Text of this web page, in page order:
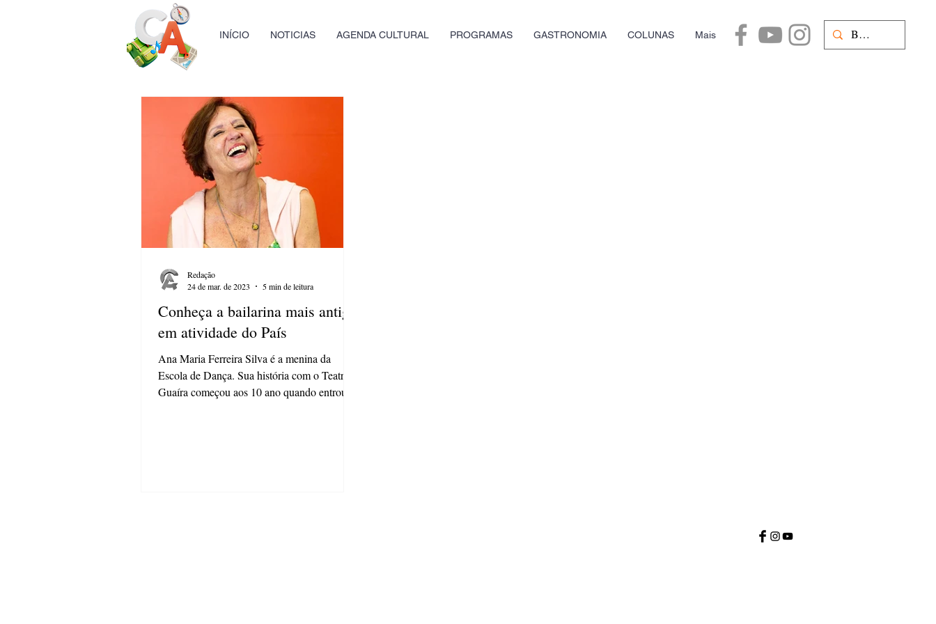
INÍCIO NOTICIAS AGENDA CULTURAL PROGRAMAS GASTRONOMIA COLUNAS Mais
Conheça a bailarina mais antiga
em atividade do País
Ana Maria Ferreira Silva é a menina da
Escola de Dança. Sua história com o Teatro
Guaíra começou aos 10 ano quando entrou
Redação
24 de mar. de 2023
5 min de leitura